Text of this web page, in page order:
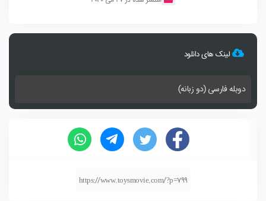
لینک های دانلود
دوبله فارسی (دو زبانه)
https://www.toysmovie.com/?p=799